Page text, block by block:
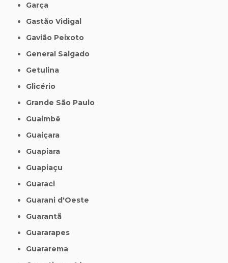
Garça
Gastão Vidigal
Gavião Peixoto
General Salgado
Getulina
Glicério
Grande São Paulo
Guaimbê
Guaiçara
Guapiara
Guapiaçu
Guaraci
Guarani d'Oeste
Guarantã
Guararapes
Guararema